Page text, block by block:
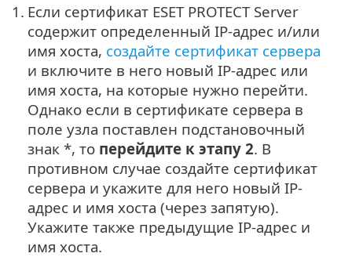
1. Если сертификат ESET PROTECT Server
содержит определенный IP-адрес и/или
имя хоста, создайте сертификат сервера
и включите в него новый IP-адрес или
имя хоста, на которые нужно перейти.
Однако если в сертификате сервера в
поле узла поставлен подстановочный
знак *, то перейдите к этапу 2. В
противном случае создайте сертификат
сервера и укажите для него новый IP-
адрес и имя хоста (через запятую).
Укажите также предыдущие IP-адрес и
имя хоста.